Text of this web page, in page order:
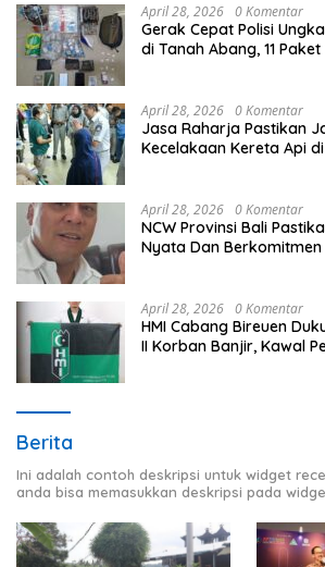
April 28, 2026 0 Komentar
Gerak Cepat Polisi
di Tanah Abang, 11
April 28, 2026 0 Komentar
Jasa Raharja Pastikan
Kecelakaan Kereta Api
April 28, 2026 0 Komentar
NCW Provinsi Bali
Nyata Dan Berkomitmen
April 28, 2026 0 Komentar
HMI Cabang Bireuen
II Korban Banjir, Kawal
Berita
Ini adalah contoh deskripsi untuk widget
anda bisa memasukkan deskripsi pada